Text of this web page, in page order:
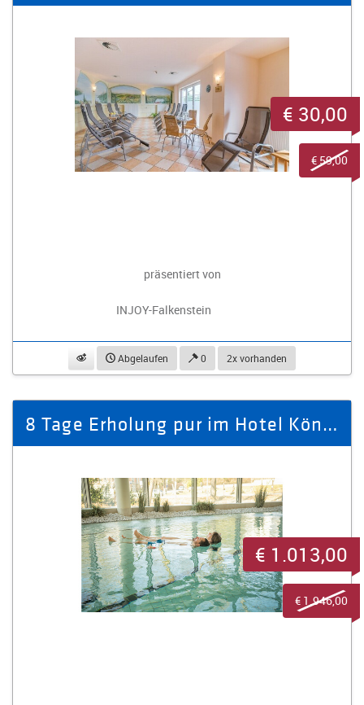
präsentiert von
INJOY-Falkenstein
beobachtenAbgelaufen 0 2x vorhanden
€ 30,00
€ 59,00
8 Tage Erholung pur im Hotel König Albert, Deluxe-Zimmer für 2 Pers.
€ 1.013,00
€ 1.946,00